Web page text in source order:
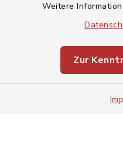
Weitere
Zur